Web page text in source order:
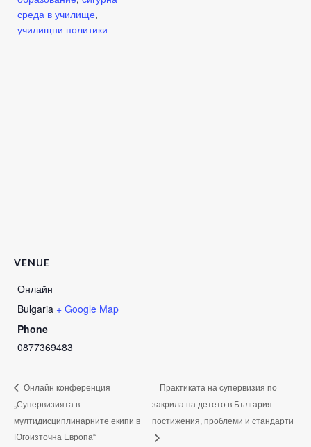
среда в училище,
училищни политики
VENUE
Онлайн
Bulgaria + Google Map
Phone
0877369483
Онлайн конференция
„Супервизията в
мултидисциплинарните екипи в
Югоизточна Европа“
Практиката на супервизия по
закрила на детето в България–
постижения, проблеми и стандарти